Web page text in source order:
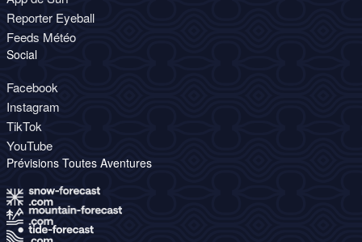
Reporter Eyeball
Feeds Météo
Social
Facebook
Instagram
TikTok
YouTube
Prévisions Toutes Aventures